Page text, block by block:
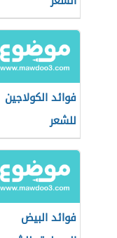
فوائد الكولاجين
للشعر
فوائد البيض